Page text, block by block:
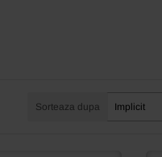
Sorteaza dupa